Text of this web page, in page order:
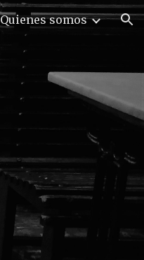
Quienes somos